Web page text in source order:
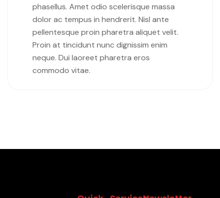
phasellus. Amet odio scelerisque massa
dolor ac tempus in hendrerit. Nisl ante
pellentesque proin pharetra aliquet velit.
Proin at tincidunt nunc dignissim enim
neque. Dui laoreet pharetra eros
commodo vitae.